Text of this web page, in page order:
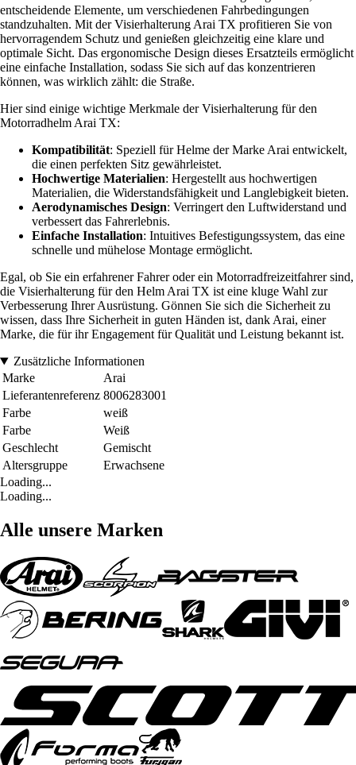
entscheidende Elemente, um verschiedenen Fahrbedingungen
standzuhalten. Mit der Visierhalterung Arai TX profitieren Sie von
hervorragendem Schutz und genießen gleichzeitig eine klare und
optimale Sicht. Das ergonomische Design dieses Ersatzteils ermöglicht
eine einfache Installation, sodass Sie sich auf das konzentrieren
können, was wirklich zählt: die Straße.
Hier sind einige wichtige Merkmale der Visierhalterung für den
Motorradhelm Arai TX:
Kompatibilität: Speziell für Helme der Marke Arai entwickelt,
die einen perfekten Sitz gewährleistet.
Hochwertige Materialien: Hergestellt aus hochwertigen
Materialien, die Widerstandsfähigkeit und Langlebigkeit bieten.
Aerodynamisches Design: Verringert den Luftwiderstand und
verbessert das Fahrerlebnis.
Einfache Installation: Intuitives Befestigungssystem, das eine
schnelle und mühelose Montage ermöglicht.
Egal, ob Sie ein erfahrener Fahrer oder ein Motorradfreizeitfahrer sind,
die Visierhalterung für den Helm Arai TX ist eine kluge Wahl zur
Verbesserung Ihrer Ausrüstung. Gönnen Sie sich die Sicherheit zu
wissen, dass Ihre Sicherheit in guten Händen ist, dank Arai, einer
Marke, die für ihr Engagement für Qualität und Leistung bekannt ist.
Zusätzliche Informationen
Marke
Arai
Lieferantenreferenz 8006283001
Farbe
weiß
Farbe
Weiß
Geschlecht
Gemischt
Altersgruppe
Erwachsene
Loading...
Loading...
Alle unsere Marken